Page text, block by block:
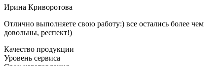
Ирина Криворотова
Отлично выполняете свою работу:) все остались более чем
довольны, респект!)
Качество продукции
Уровень сервиса